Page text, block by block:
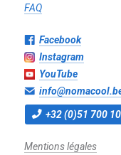
FAQ
Facebook
Instagram
YouTube
+32 (0)51 700
Mentions légales